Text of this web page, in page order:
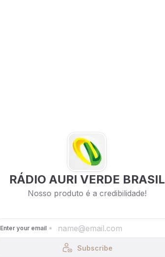
RÁDIO AURI VERDE BRASIL
Nosso produto é a credibilidade!
Enter your email
Subscribe